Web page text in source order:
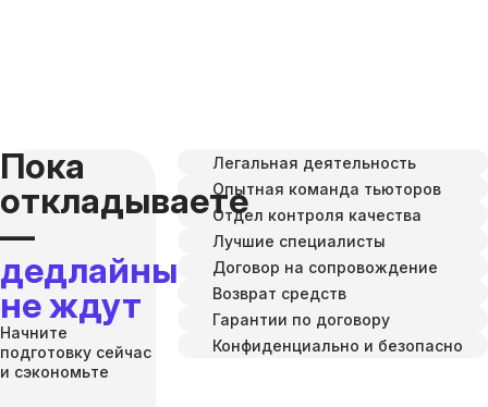
Пока
откладываете
—
дедлайны
не ждут
Начните
подготовку сейчас
и сэкономьте
Легальная деятельность
Опытная команда тьюторов
Отдел контроля качества
Лучшие специалисты
Договор на сопровождение
Возврат средств
Гарантии по договору
Конфиденциально и безопасно